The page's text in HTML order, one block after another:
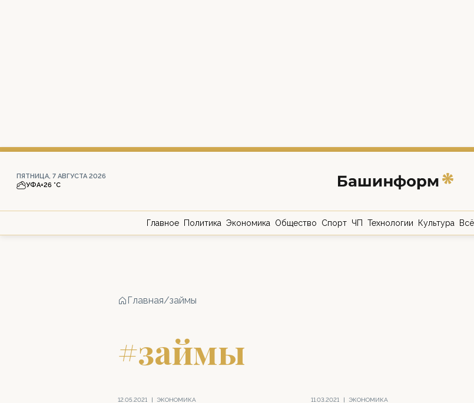
ПЯТНИЦА, 7 АВГУСТА 2026
УФА+26 °С
Главное Политика Экономика Общество Спорт ЧП Технологии Культура
Главная/займы
#займы
12.05.2021 | ЭКОНОМИКА 11.03.2021 | ЭКОНОМИКА